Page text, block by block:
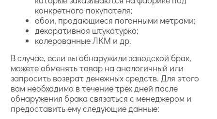
конкретного покупателя;
обои, продающиеся погонными метрами;
декоративная штукатурка;
колерованные ЛКМ и др.
В случае, если вы обнаружили заводской брак,
можете обменять товар на аналогичный или
запросить возврат денежных средств. Для этого
вам необходимо в течение трех дней после
обнаружения брака связаться с менеджером и
предоставить ему следующие данные: